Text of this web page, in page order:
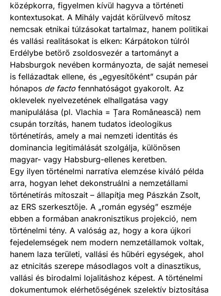
középkorra, figyelmen kívül hagyva a történeti
kontextusokat. A Mihály vajdát körülvevő mítosz
nemcsak etnikai túlzásokat tartalmaz, hanem politikai
és vallási realitásokat is elken: Kárpátokon túlról
Erdélybe betörő zsoldosvezér a tartományt a
Habsburgok nevében kormányozta, de saját nemesei
is fellázadtak ellene, és „egyesítőként” csupán pár
hónapos de facto fennhatóságot gyakorolt. Az
oklevelek nyelvezetének elhallgatása vagy
manipulálása (pl. Vlachia = Țara Românească) nem
csupán torzítás, hanem tudatos ideologikus
történetírás, amely a mai nemzeti identitás és
dominancia legitimálását szolgálja, különösen
magyar- vagy Habsburg-ellenes keretben.
Egy ilyen történelmi narratíva elemzése kiváló példa
arra, hogyan lehet dekonstruálni a nemzetállami
történetírás mítoszait – állapítja meg Pászkán Zsolt,
az ERS szerkesztője. A „román egység” eszméje
ebben a formában anakronisztikus projekció, nem
történelmi tény. A valóság az, hogy a kora újkori
fejedelemségek nem modern nemzetállamok voltak,
hanem laza területi, vallási és hűbéri egységek, ahol
az etnicitás szerepe másodlagos volt a dinasztikus,
vallási és birodalmi lojalitáshoz képest. A történelmi
dokumentumok elérhetőségének szelektív biztosítása